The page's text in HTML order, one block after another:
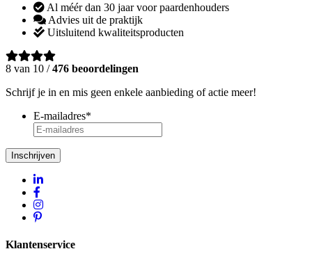
Al méér dan 30 jaar voor paardenhouders
Advies uit de praktijk
Uitsluitend kwaliteitsproducten
8 van 10 /476 beoordelingen
Schrijf je in en mis geen enkele aanbieding of actie meer!
E-mailadres*
Inschrijven
Klantenservice